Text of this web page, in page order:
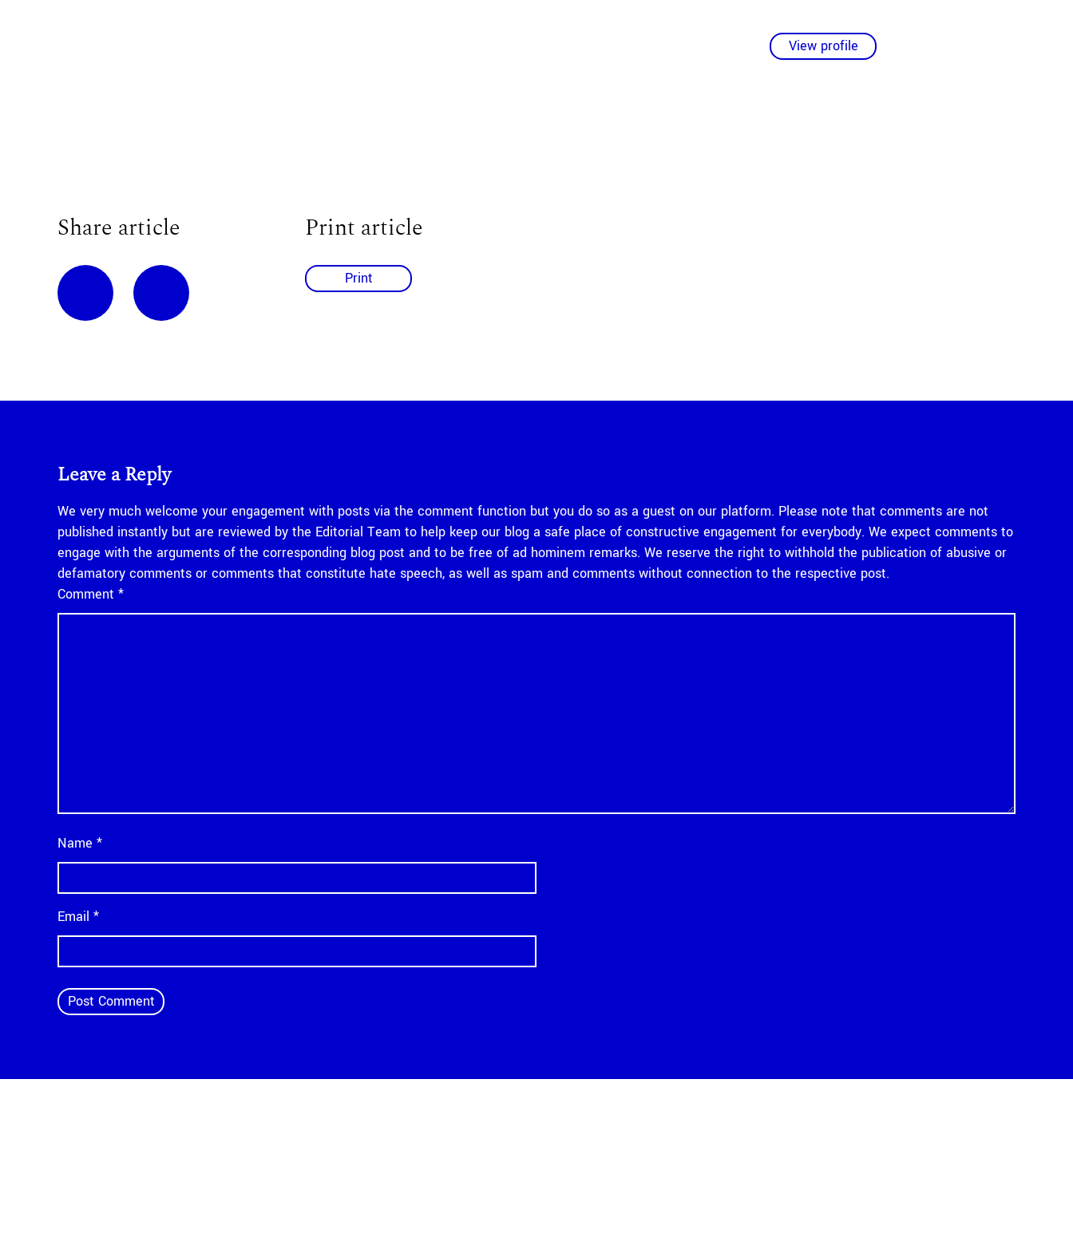
View profile
Share article Print article
Print
Leave a Reply
We very much welcome your engagement with posts via the comment function but you do so as a guest on our platform. Please note that comments are not
published instantly but are reviewed by the Editorial Team to help keep our blog a safe place of constructive engagement for everybody. We expect comments to
engage with the arguments of the corresponding blog post and to be free of ad hominem remarks. We reserve the right to withhold the publication of abusive or
defamatory comments or comments that constitute hate speech, as well as spam and comments without connection to the respective post.
Comment *
Name *
Email *